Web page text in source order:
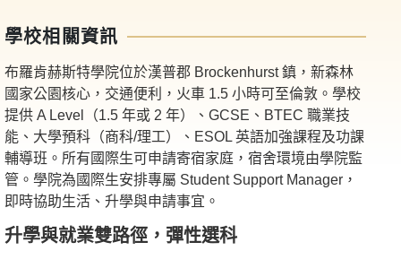
學校相關資訊
布羅肯赫斯特學院位於漢普郡 Brockenhurst 鎮，新森林
國家公園核心，交通便利，火車 1.5 小時可至倫敦。學校
提供 A Level（1.5 年或 2 年）、GCSE、BTEC 職業技
能、大學預科（商科/理工）、ESOL 英語加強課程及功課
輔導班。所有國際生可申請寄宿家庭，宿舍環境由學院監
管。學院為國際生安排專屬 Student Support Manager，
即時協助生活、升學與申請事宜。
升學與就業雙路徑，彈性選科